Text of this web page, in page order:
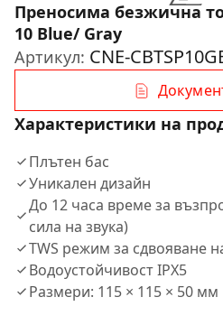
Преносима безжична
10 Blue/ Gray
Артикул: CNE-
Характеристики на
Плътен бас
Уникален дизайн
До 12 часа време за
сила на звука)
TWS режим за сдвояване
Водоустойчивост IPX5
Размери: 115 × 115 × 50 мм